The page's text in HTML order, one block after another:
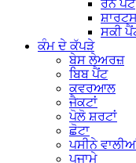
ਰੇਨ ਪੈਂਟ
ਸਕੀ
ਕੰਮ ਦੇ ਕੱਪੜੇ
ਬੇਸ ਲੇਅਰਜ਼
ਬਿਬ ਪੈਂਟ
ਕਵਰਆਲ
ਜੈਕਟਾਂ
ਪੋਲੋ ਸ਼ਰਟਾਂ
ਛੋਟਾ
ਪਸੀਨੇ
ਪਜਾਮੇ